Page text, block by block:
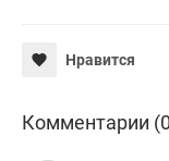
Нравится
Комментарии